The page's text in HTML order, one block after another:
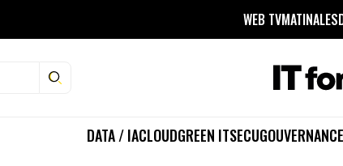
WEB TVMATINALES
DATA / IACLOUDGREEN ITSECUGOUVERNANCE